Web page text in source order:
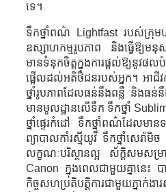
ទេ។
ទឹកថ្នាំពណ៌ Lightfast របស់ក្រុ
ឧស្សាហកម្មរូបភាព និងធ្វើឱ្យមនុស្ស
មាន​ទំនុក​ចិត្ត​ក្នុង​ការ​ផ្តល់​ឱ្យ​នូវ​ផល​
ផ្អើល​ដល់​អតិថិជន​របស់​អ្នក​។ អាជី
ថ្នាំរូបភាពដែលធន់នឹងពន្លឺ និងធ
មានមូលដ្ឋានលើទឹក ទឹកថ្នាំ
ថ្នាំផ្ទេរកំដៅ ទឹកថ្នាំពណ៌ដែលម
ព្យាបាលកាំរស្មីយូវី ទឹកថ្នាំសេរ៉ាមិ
លក្ខណៈបរិស្ថានល្អ ស័ក្តិសមសម្
Canon ក្នុងពេលជាមួយគ្នានេះ
កិច្ចសហប្រតិបត្តិការជាមួយភ្នាក់ង